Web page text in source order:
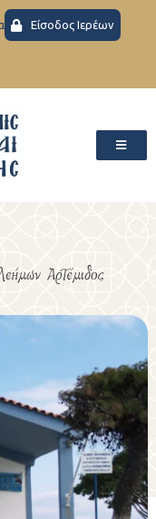
Είσοδος Ιερέων
Αρτέμιδος